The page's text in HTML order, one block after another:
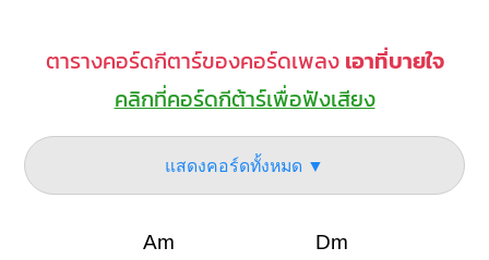
ตารางคอร์ดกีตาร์ของคอร์ดเพลง เอาที่บายใจ
คลิกที่คอร์ดกีต้าร์เพื่อฟังเสียง
แสดงคอร์ดทั้งหมด ▼
Am Dm